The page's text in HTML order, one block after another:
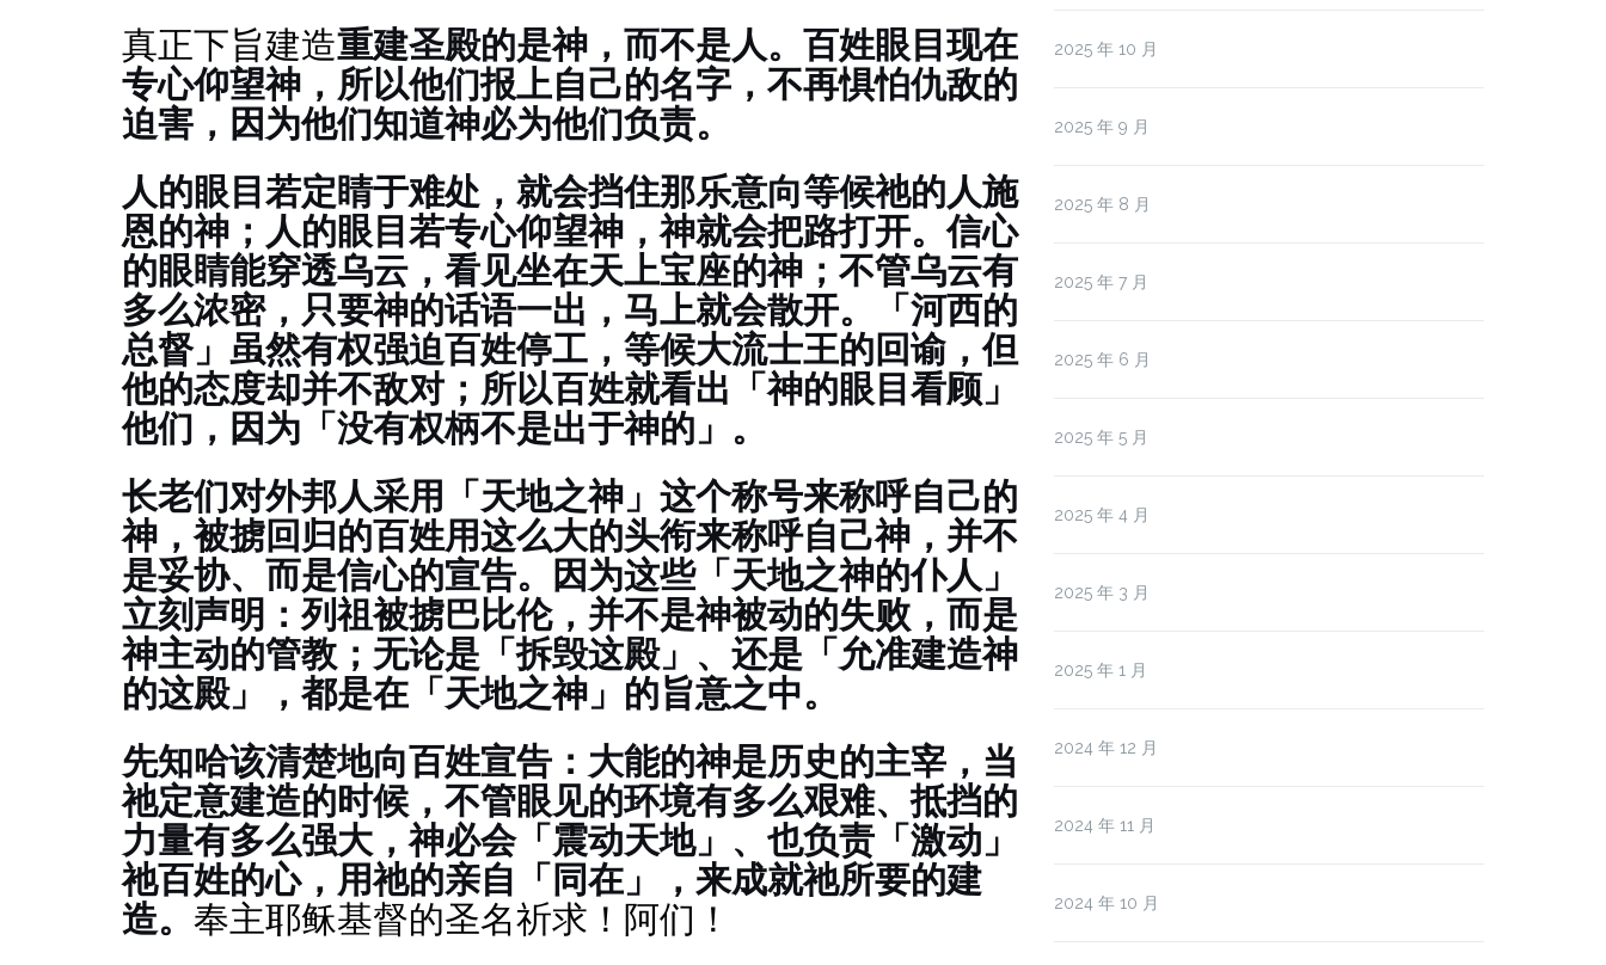
真正下旨建造重建圣殿的是神，而不是人。百姓眼目现在
专心仰望神，所以他们报上自己的名字，不再惧怕仇敌的
迫害，因为他们知道神必为他们负责。
人的眼目若定睛于难处，就会挡住那乐意向等候祂的人施
恩的神；人的眼目若专心仰望神，神就会把路打开。信心
的眼睛能穿透乌云，看见坐在天上宝座的神；不管乌云有
多么浓密，只要神的话语一出，马上就会散开。「河西的
总督」虽然有权强迫百姓停工，等候大流士王的回谕，但
他的态度却并不敌对；所以百姓就看出「神的眼目看顾」
他们，因为「没有权柄不是出于神的」。
长老们对外邦人采用「天地之神」这个称号来称呼自己的
神，被掳回归的百姓用这么大的头衔来称呼自己神，并不
是妥协、而是信心的宣告。因为这些「天地之神的仆人」
立刻声明：列祖被掳巴比伦，并不是神被动的失败，而是
神主动的管教；无论是「拆毁这殿」、还是「允准建造神
的这殿」，都是在「天地之神」的旨意之中。
先知哈该清楚地向百姓宣告：大能的神是历史的主宰，当
祂定意建造的时候，不管眼见的环境有多么艰难、抵挡的
力量有多么强大，神必会「震动天地」、也负责「激动」
祂百姓的心，用祂的亲自「同在」，来成就祂所要的建
造。 奉主耶稣基督的圣名祈求！阿们！
2025 年 10 月
2025 年 9 月
2025 年 8 月
2025 年 7 月
2025 年 6 月
2025 年 5 月
2025 年 4 月
2025 年 3 月
2025 年 1 月
2024 年 12 月
2024 年 11 月
2024 年 10 月